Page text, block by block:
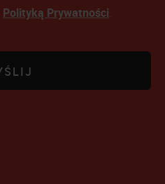
Polityką Prywatności.